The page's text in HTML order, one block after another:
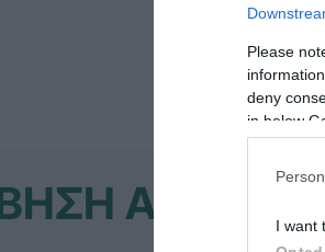
Please
deny
in below
I want
ελεύθερο
ΑΜΕΑ